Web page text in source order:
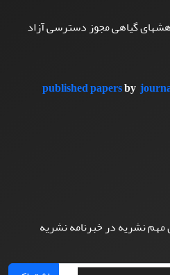
گیاهی مجوز دسترسی آزاد
published papersby
مهم نشریه در خبرنامه نشریه